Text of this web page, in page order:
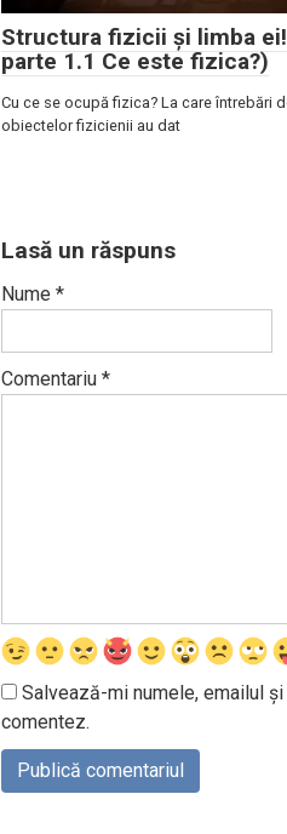
Structura fizicii și limba
parte 1.1 Ce este fizica?)
Cu ce se ocupă fizica? La care întrebări
obiectelor fizicienii au dat
Lasă un răspuns
Nume *
Comentariu *
Salvează-mi numele, emailul
comentez.